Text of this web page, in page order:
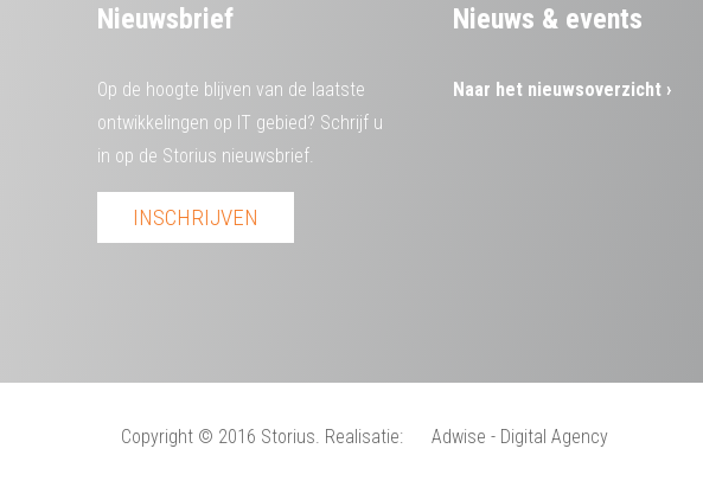
Nieuwsbrief
Op de hoogte blijven van de laatste
ontwikkelingen op IT gebied? Schrijf u
in op de Storius nieuwsbrief.
INSCHRIJVEN
Nieuws & events
Naar het nieuwsoverzicht
Copyright © 2016 Storius. Realisatie: Adwise - Digital Agency